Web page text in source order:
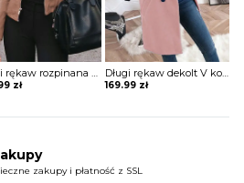
Długi rękaw rozpinana stójka skóra skórzana ekologiczna taliowana talia prosta jesień ramoneska kurtka Lakeisha
zł
Długi rękaw dekolt V kołnierz guziki elegancki bez wzoru dopasowany płaszcz Aaltje
169.99 zł
zakupy i płatność z SSL